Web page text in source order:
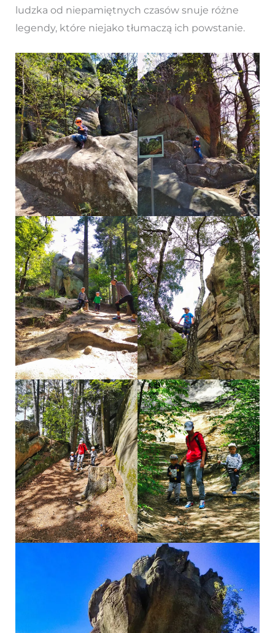
ludzka od niepamiętnych czasów snuje różne
legendy, które niejako tłumaczą ich powstanie.